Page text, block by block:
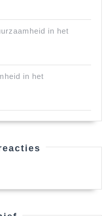
in het
in het